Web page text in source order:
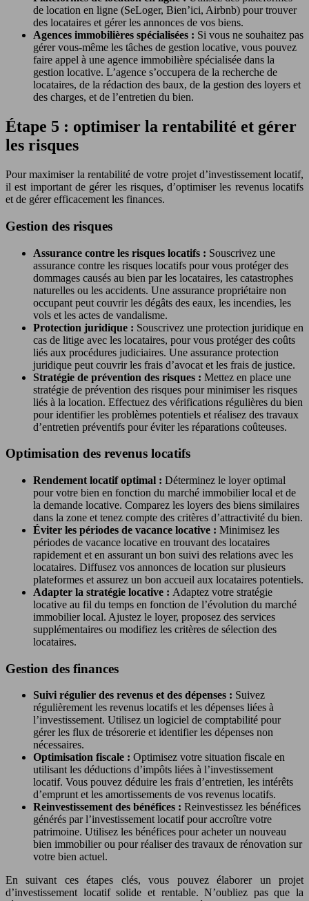
de location en ligne (SeLoger, Bien’ici, Airbnb) pour trouver
des locataires et gérer les annonces de vos biens.
Agences immobilières spécialisées : Si vous ne souhaitez pas
gérer vous-même les tâches de gestion locative, vous pouvez
faire appel à une agence immobilière spécialisée dans la
gestion locative. L’agence s’occupera de la recherche de
locataires, de la rédaction des baux, de la gestion des loyers et
des charges, et de l’entretien du bien.
Étape 5 : optimiser la rentabilité et gérer
les risques
Pour maximiser la rentabilité de votre projet d’investissement locatif,
il est important de gérer les risques, d’optimiser les revenus locatifs
et de gérer efficacement les finances.
Gestion des risques
Assurance contre les risques locatifs : Souscrivez une
assurance contre les risques locatifs pour vous protéger des
dommages causés au bien par les locataires, les catastrophes
naturelles ou les accidents. Une assurance propriétaire non
occupant peut couvrir les dégâts des eaux, les incendies, les
vols et les actes de vandalisme.
Protection juridique : Souscrivez une protection juridique en
cas de litige avec les locataires, pour vous protéger des coûts
liés aux procédures judiciaires. Une assurance protection
juridique peut couvrir les frais d’avocat et les frais de justice.
Stratégie de prévention des risques : Mettez en place une
stratégie de prévention des risques pour minimiser les risques
liés à la location. Effectuez des vérifications régulières du bien
pour identifier les problèmes potentiels et réalisez des travaux
d’entretien préventifs pour éviter les réparations coûteuses.
Optimisation des revenus locatifs
Rendement locatif optimal : Déterminez le loyer optimal
pour votre bien en fonction du marché immobilier local et de
la demande locative. Comparez les loyers des biens similaires
dans la zone et tenez compte des critères d’attractivité du bien.
Éviter les périodes de vacance locative : Minimisez les
périodes de vacance locative en trouvant des locataires
rapidement et en assurant un bon suivi des relations avec les
locataires. Diffusez vos annonces de location sur plusieurs
plateformes et assurez un bon accueil aux locataires potentiels.
Adapter la stratégie locative : Adaptez votre stratégie
locative au fil du temps en fonction de l’évolution du marché
immobilier local. Ajustez le loyer, proposez des services
supplémentaires ou modifiez les critères de sélection des
locataires.
Gestion des finances
Suivi régulier des revenus et des dépenses : Suivez
régulièrement les revenus locatifs et les dépenses liées à
l’investissement. Utilisez un logiciel de comptabilité pour
gérer les flux de trésorerie et identifier les dépenses non
nécessaires.
Optimisation fiscale : Optimisez votre situation fiscale en
utilisant les déductions d’impôts liées à l’investissement
locatif. Vous pouvez déduire les frais d’entretien, les intérêts
d’emprunt et les amortissements de vos revenus locatifs.
Reinvestissement des bénéfices : Reinvestissez les bénéfices
générés par l’investissement locatif pour accroître votre
patrimoine. Utilisez les bénéfices pour acheter un nouveau
bien immobilier ou pour réaliser des travaux de rénovation sur
votre bien actuel.
En suivant ces étapes clés, vous pouvez élaborer un projet
d’investissement locatif solide et rentable. N’oubliez pas que la